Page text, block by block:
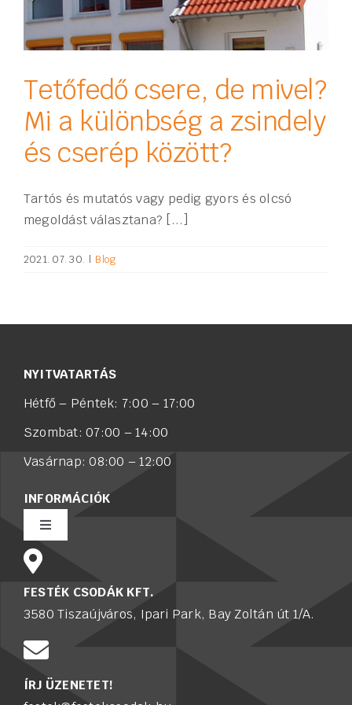
Tetőfedő csere, de mivel?
Mi a különbség a zsindely
és cserép között?
Tartós és mutatós vagy pedig gyors és olcsó
megoldást választana? [...]
2021. 07. 30. | Blog
NYITVATARTÁS
Hétfő – Péntek: 7:00 – 17:00
Szombat: 07:00 – 14:00
Vasárnap: 08:00 – 12:00
INFORMÁCIÓK
Toggle
Navigation
Rólunk
Értékesítő munkatársat keresünk
FESTÉK CSODÁK KFT.
3580 Tiszaújváros, Ipari Park, Bay Zoltán út 1/A.
ÍRJ ÜZENETET!